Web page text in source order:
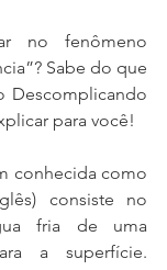
no fenômeno
Sabe do que
Descomplicando
para você!
conhecida como
consiste no
fria de uma
a superfície.